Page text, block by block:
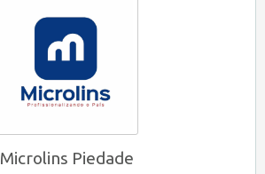
Microlins Piedade